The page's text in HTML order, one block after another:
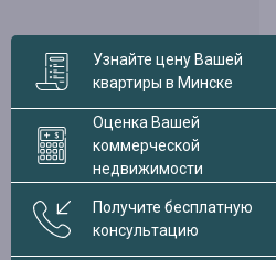
Узнайте цену Вашей
квартиры в Минске
Оценка Вашей
коммерческой
недвижимости
Получите бесплатную
консультацию